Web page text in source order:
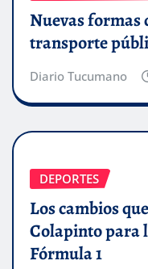
Nuevas formas
transporte
Diario Tucumano
DEPORTES
Los cambios
Colapinto para
Fórmula 1